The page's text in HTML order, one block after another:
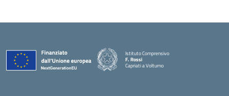
Istituto Comprensivo
F. Rossi
Capriati a Volturno
— Visita la pagina iniziale della scuola